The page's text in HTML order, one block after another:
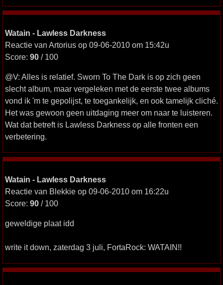
Watain - Lawless Darkness
Reactie van Artorius op 09-06-2010 om 15:42u
Score: 90 / 100
@V: Alles is relatief. Sworn To The Dark is op zich geen
slecht album, maar vergeleken met de eerste twee albums
vond ik 'm te gepolijst, te toegankelijk, en ook tamelijk cliché.
Het was gewoon geen uitdaging meer om naar te luisteren.
Wat dat betreft is Lawless Darkness op alle fronten een
verbetering.
Watain - Lawless Darkness
Reactie van Blekkie op 09-06-2010 om 16:22u
Score: 90 / 100
geweldige plaat idd
write it down, zaterdag 3 juli, FortaRock: WATAIN!!